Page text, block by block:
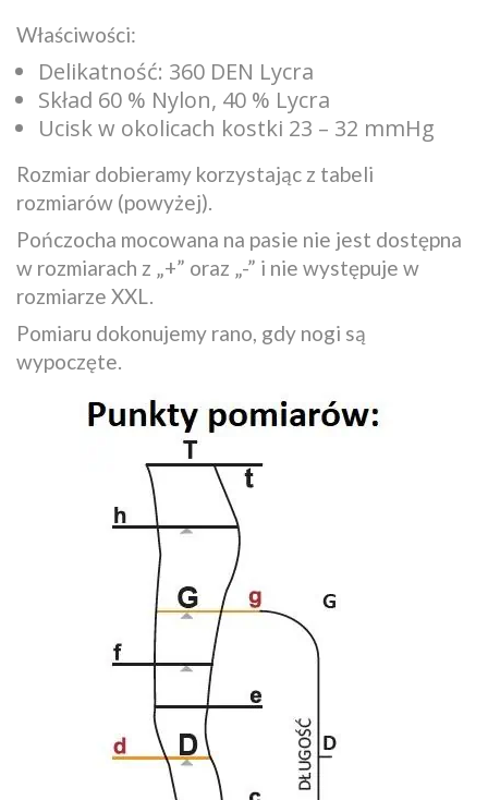
Właściwości:
Delikatność: 360 DEN Lycra
Skład 60 % Nylon, 40 % Lycra
Ucisk w okolicach kostki 23 – 32 mmHg
Rozmiar dobieramy korzystając z tabeli
rozmiarów (powyżej).
Pończocha mocowana na pasie nie jest dostępna
w rozmiarach z „+” oraz „-” i nie występuje w
rozmiarze XXL.
Pomiaru dokonujemy rano, gdy nogi są
wypoczęte.